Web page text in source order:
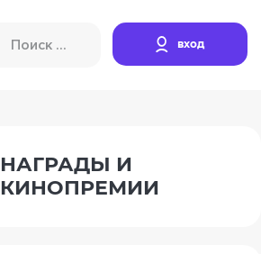
вход
НАГРАДЫ И
КИНОПРЕМИИ